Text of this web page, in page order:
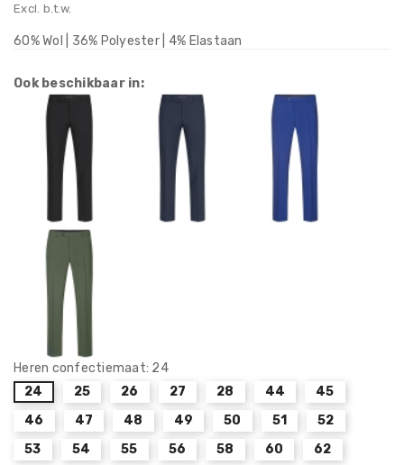
Excl. b.t.w.
60% Wol | 36% Polyester | 4% Elastaan
Ook beschikbaar in:
Heren confectiemaat: 24
24
25 26 27 28 44
45
46
47 48 49 50 51
52
53
54 55 56 58 60 62